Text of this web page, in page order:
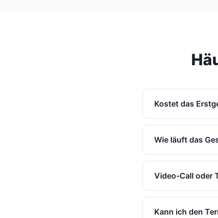
Kostet das
Nein, das
kennenlernen,
Wie läuft das
Wir sprechen
ehrliche
Video-Call oder
Das entscheiden
erhalten Sie mit
Kann ich den